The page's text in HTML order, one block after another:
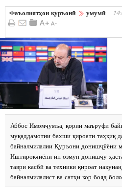
Фаъолиятҳои қуръонӣ умумӣ
Аббос Имомҷумъа, қории маъруфи
муқаддамотии бахши қироати таҳқиқ
байналмилалии Қуръони донишҷӯёни
Иштирокчиёни ин озмун донишҷӯ
таври касбӣ ва техники қироат
байналмилалист ва сатҳи кор бояд